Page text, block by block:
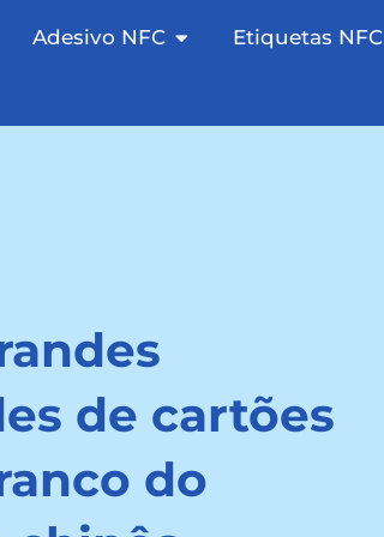
NFC abertos
Adesivo NFC Adesivo NFC aberto
Etiquetas NFC
de cartões
do